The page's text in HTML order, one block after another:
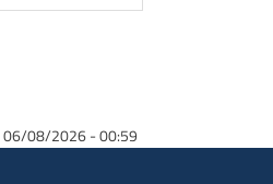
06/08/2026 - 00:59